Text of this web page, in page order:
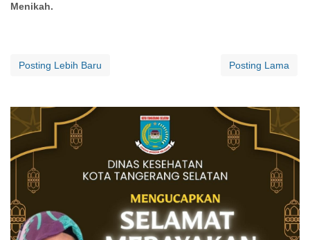
Menikah.
Posting Lebih Baru Posting Lama